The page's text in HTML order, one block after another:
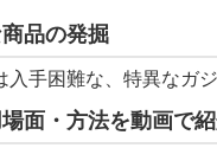
品の発掘
入手困難な、特異なガ
面・方法を動画で